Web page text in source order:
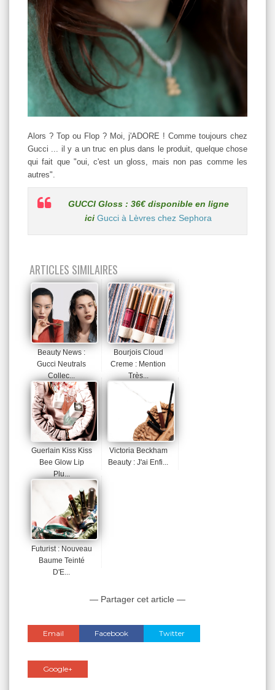
Alors ? Top ou Flop ? Moi, j'ADORE ! Comme toujours chez
Gucci ... il y a un truc en plus dans le produit, quelque chose
qui fait que "oui, c'est un gloss, mais non pas comme les
autres".
GUCCI Gloss : 36€ disponible en ligne
ici Gucci à Lèvres chez Sephora
ARTICLES SIMILAIRES
Beauty News :
Gucci Neutrals
Collec...
Bourjois Cloud
Creme : Mention
Très...
Guerlain Kiss Kiss
Bee Glow Lip
Plu...
Victoria Beckham
Beauty : J'ai Enfi...
Futurist : Nouveau
Baume Teinté
D'E...
— Partager cet article —
Email Facebook Twitter
Google+